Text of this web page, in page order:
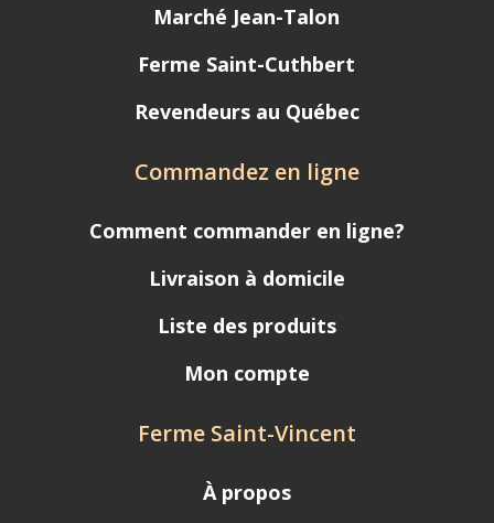
Marché Jean-Talon
Ferme Saint-Cuthbert
Revendeurs au Québec
Commandez en ligne
Comment commander en ligne?
Livraison à domicile
Liste des produits
Mon compte
Ferme Saint-Vincent
À propos